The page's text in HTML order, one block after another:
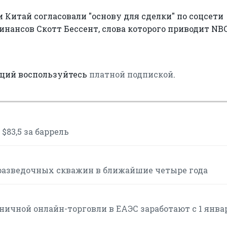
согласовали "основу для сделки" по соцсети
Скотт Бессент, слова которого приводит
воспользуйтесь платной подпиской.
за баррель
скважин в ближайшие четыре года
онлайн-торговли в ЕАЭС заработают с 1